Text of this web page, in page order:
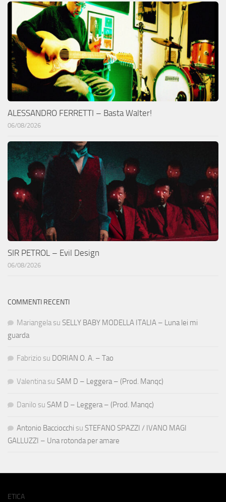
ALESSANDRO FERRETTI – Basta Walter!
06/08/2026
SIR PETROL – Evil Design
06/08/2026
COMMENTI RECENTI
Mariangela su SELLY BABY MODELLA ITALIA – Luna lei mi
guarda
Fabrizio su DORIAN O. A. – Tao
Valentina su SAM D – Leggera – (Prod. Manqc)
Danilo su SAM D – Leggera – (Prod. Manqc)
Antonio Bacciocchi su STEFANO SPAZZI / IVANO MAGI
GALLUZZI – Una rotonda per amare
ETICA